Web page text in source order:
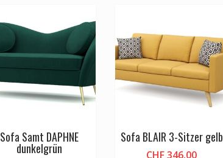
Sofa Samt DAPHNE
dunkelgrün
Sofa BLAIR 3-Sitzer gelb
CHF346.00